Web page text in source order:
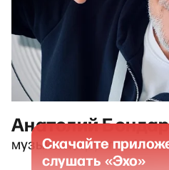
Анатолий
музыкант, группа
Скачайте
слушать «Эхо»